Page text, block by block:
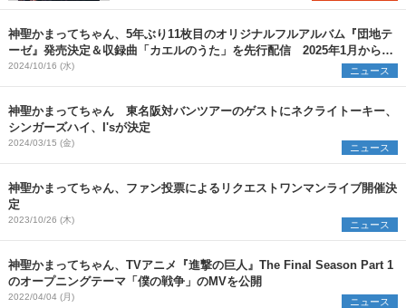
神聖かまってちゃん、5年ぶり11枚目のオリジナルフルアルバム『団地テ
ーゼ』発売決定＆収録曲「カエルのうた」を先行配信 2025年1月からワ
ンマンツアーも開催
2024/10/16 (水) ニュース
神聖かまってちゃん 東名阪対バンツアーのゲストにネクライトーキー、
シンガーズハイ、I'sが決定
2024/03/15 (金) ニュース
神聖かまってちゃん、ファン投票によるリクエストワンマンライブ開催決
定
2023/10/26 (木) ニュース
神聖かまってちゃん、TVアニメ『進撃の巨人』The Final Season Part 1
のオープニングテーマ「僕の戦争」のMVを公開
2022/04/04 (月) ニュース